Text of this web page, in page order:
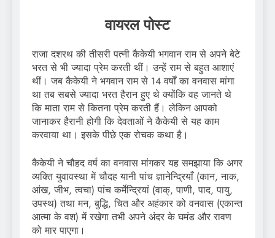
वायरल पोस्ट
राजा दशरथ की तीसरी पत्नी कैकेयी भगवान राम से अपने बेटे
भरत से भी ज्यादा प्रेम करती थीं। उन्हें राम से बहुत आशाएं
थीं। जब कैकेयी ने भगवान राम से 14 वर्षों का वनवास मांगा
था तब सबसे ज्यादा भरत हैरान हुए थे क्योंकि वह जानते थे
कि माता राम से कितना प्रेम करती हैं। लेकिन आपको
जानाकर हैरानी होगी कि देवताओं ने कैकेयी से यह काम
करवाया था। इसके पीछे एक रोचक कथा है।
कैकेयी ने चौहद वर्ष का वनवास मांगकर यह समझाया कि अगर
व्यक्ति युवावस्था में चौदह यानी पांच ज्ञानेन्द्रियाँ (कान, नाक,
आंख, जीभ, त्वचा) पांच कर्मेन्द्रियां (वाक्, पाणी, पाद, पायु,
उपस्थ) तथा मन, बुद्धि, चित और अहंकार को वनवास (एकान्त
आत्मा के वश) में रखेगा तभी अपने अंदर के घमंड और रावण
को मार पाएगा।